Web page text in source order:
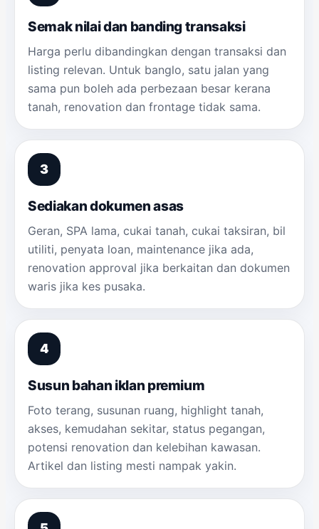
Semak nilai dan banding transaksi
Harga perlu dibandingkan dengan transaksi dan
listing relevan. Untuk banglo, satu jalan yang
sama pun boleh ada perbezaan besar kerana
tanah, renovation dan frontage tidak sama.
Sediakan dokumen asas
Geran, SPA lama, cukai tanah, cukai taksiran, bil
utiliti, penyata loan, maintenance jika ada,
renovation approval jika berkaitan dan dokumen
waris jika kes pusaka.
Susun bahan iklan premium
Foto terang, susunan ruang, highlight tanah,
akses, kemudahan sekitar, status pegangan,
potensi renovation dan kelebihan kawasan.
Artikel dan listing mesti nampak yakin.